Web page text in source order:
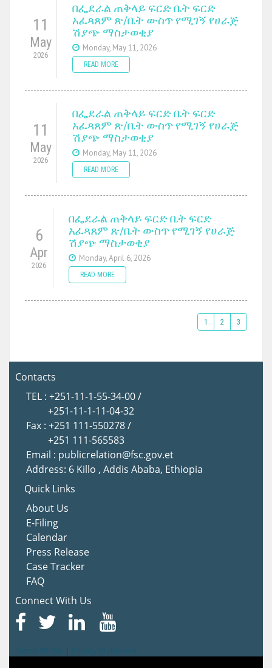
11
May
2026
በፌደራል ጠቅላይ ፍርድ ቤት ፍርድ
አፈጻጸም ጽ/ቤት ውስጥ የሚገኝ የሀራጅ
ሽያጭ ማስታወቂያ
Monday, May 11, 2026
READ MORE
11
May
2026
በፌደራል ጠቅላይ ፍርድ ቤት ፍርድ
አፈጻጸም ጽ/ቤት ውስጥ የሚገኝ የሀራጅ
ሽያጭ ማስታወቂያ
Monday, May 11, 2026
READ MORE
6
Apr
2026
በፌደራል ጠቅላይ ፍርድ ቤት ፍርድ
አፈጻጸም ጽ/ቤት ውስጥ የሚገኝ የሀራጅ
ሽያጭ ማስታወቂያ
Monday, April 6, 2026
READ MORE
1 2 3
Contacts
TEL : +251-11-1-55-34-00 /
+251-11-1-11-04-32
Fax : +251 111-550278 /
+251 111-565583
Email : publicrelation@fsc.gov.et
Address: 6 Killo , Addis Ababa, Ethiopia
Quick Links
About Us
E-Filing
Calendar
Press Release
Case Tracker
FAQ
Connect With Us
|